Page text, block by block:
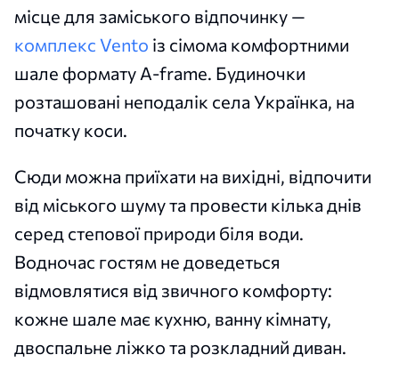
місце для заміського відпочинку —
комплекс Vento із сімома комфортними
шале формату A-frame. Будиночки
розташовані неподалік села Українка, на
початку коси.
Сюди можна приїхати на вихідні, відпочити
від міського шуму та провести кілька днів
серед степової природи біля води.
Водночас гостям не доведеться
відмовлятися від звичного комфорту:
кожне шале має кухню, ванну кімнату,
двоспальне ліжко та розкладний диван.